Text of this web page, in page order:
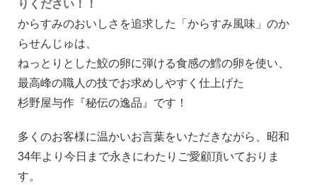
りください！！
からすみのおいしさを追求した「からすみ風味」のか
らせんじゅは、
ねっとりとした鮫の卵に弾ける食感の鱈の卵を使い、
最高峰の職人の技でお求めしやすく仕上げた
杉野屋与作『秘伝の逸品』です！
多くのお客様に温かいお言葉をいただきながら、昭和
34年より今日まで永きにわたりご愛顧頂いておりま
す。